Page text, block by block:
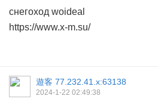
снегоход woideal
https://www.x-m.su/
遊客 77.232.41.x:63138
2024-1-22 02:49:38